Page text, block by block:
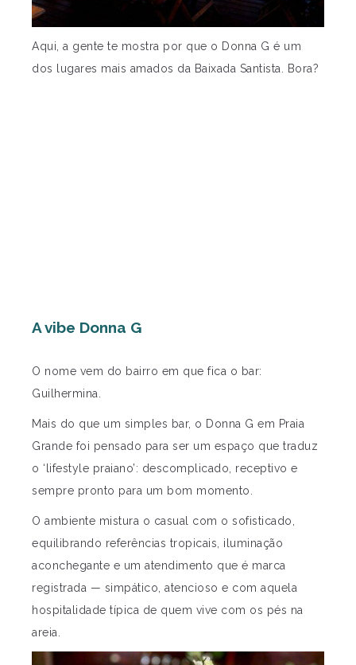
Aqui, a gente te mostra por que o Donna G é um
dos lugares mais amados da Baixada Santista. Bora?
A vibe Donna G
O nome vem do bairro em que fica o bar:
Guilhermina.
Mais do que um simples bar, o Donna G em Praia
Grande foi pensado para ser um espaço que traduz
o ‘lifestyle praiano’: descomplicado, receptivo e
sempre pronto para um bom momento.
O ambiente mistura o casual com o sofisticado,
equilibrando referências tropicais, iluminação
aconchegante e um atendimento que é marca
registrada — simpático, atencioso e com aquela
hospitalidade típica de quem vive com os pés na
areia.